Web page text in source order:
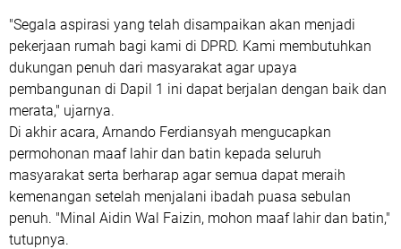
"Segala aspirasi yang telah disampaikan akan menjadi
pekerjaan rumah bagi kami di DPRD. Kami membutuhkan
dukungan penuh dari masyarakat agar upaya
pembangunan di Dapil 1 ini dapat berjalan dengan baik dan
merata," ujarnya.
Di akhir acara, Arnando Ferdiansyah mengucapkan
permohonan maaf lahir dan batin kepada seluruh
masyarakat serta berharap agar semua dapat meraih
kemenangan setelah menjalani ibadah puasa sebulan
penuh. "Minal Aidin Wal Faizin, mohon maaf lahir dan batin,"
tutupnya.